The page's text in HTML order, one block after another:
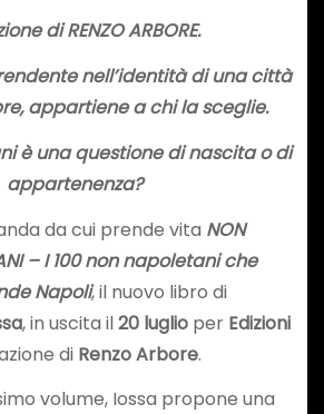
diRENZO ARBORE.
nell’identità di una città
appartiene a chi la sceglie.
è una questione di nascita o di
appartenenza?
da cui prende vita NON
– I 100 non napoletani che
Napoli, il nuovo libro di
, in uscita il20luglioper Edizioni
di Renzo Arbore.
volume, Iossa propone una